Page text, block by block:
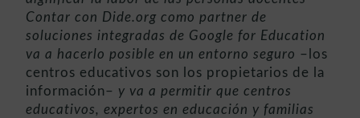
Contar con Dide.org como partner de
soluciones integradas de Google for Education
va a hacerlo posible en un entorno seguro –los
centros educativos son los propietarios de la
información– y va a permitir que centros
educativos, expertos en educación y familias